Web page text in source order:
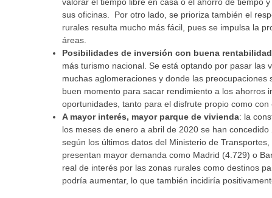
valorar el tiempo libre en casa o el ahorro de tiempo
sus oficinas. Por otro lado, se prioriza también el
rurales resulta mucho más fácil, pues se impulsa la
áreas.
Posibilidades de inversión con buena rentabilidad
más turismo nacional. Se está optando por pasar
muchas aglomeraciones y donde las
buen momento para sacar rendimiento a los ahorros
oportunidades, tanto para el disfrute propio como
A mayor interés, mayor parque de vivienda: la
los meses de enero a abril de 2020 se han
según los últimos datos del Ministerio de
presentan mayor demanda como Madrid (4.729) o
real de interés por las zonas rurales como destinos
podría aumentar, lo que también incidiría